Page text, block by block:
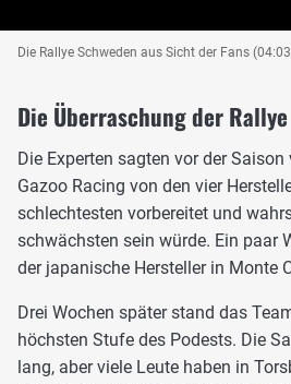
Die Rallye Schweden aus Sicht der Fans
Die Überraschung der Rallye
Die Experten sagten vor der
Gazoo Racing von den vier
schlechtesten vorbereitet und
schwächsten sein würde. Ein paar
der japanische Hersteller in Monte
Drei Wochen später stand das
höchsten Stufe des Podests. Die
lang, aber viele Leute haben in